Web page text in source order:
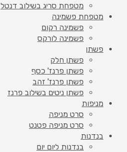
מטפחת סריג בשילוב דנטל
מטפחת פשמינה
פשמינה רקום
פשמינה לורקס
פשתן
פשתן חלק
פשתן פרנז' כסף
פשתן פרנז' זהב
פשתן ניטים בשילוב פרנז
מניפות
סרט מניפה
סרט מניפה פטנט
בנדנות
בנדנות ליום יום